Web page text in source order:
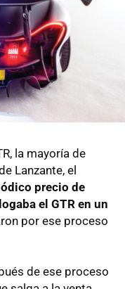
la mayoría de
Lanzante, el
precio de
el GTR en un
por ese proceso
de ese proceso